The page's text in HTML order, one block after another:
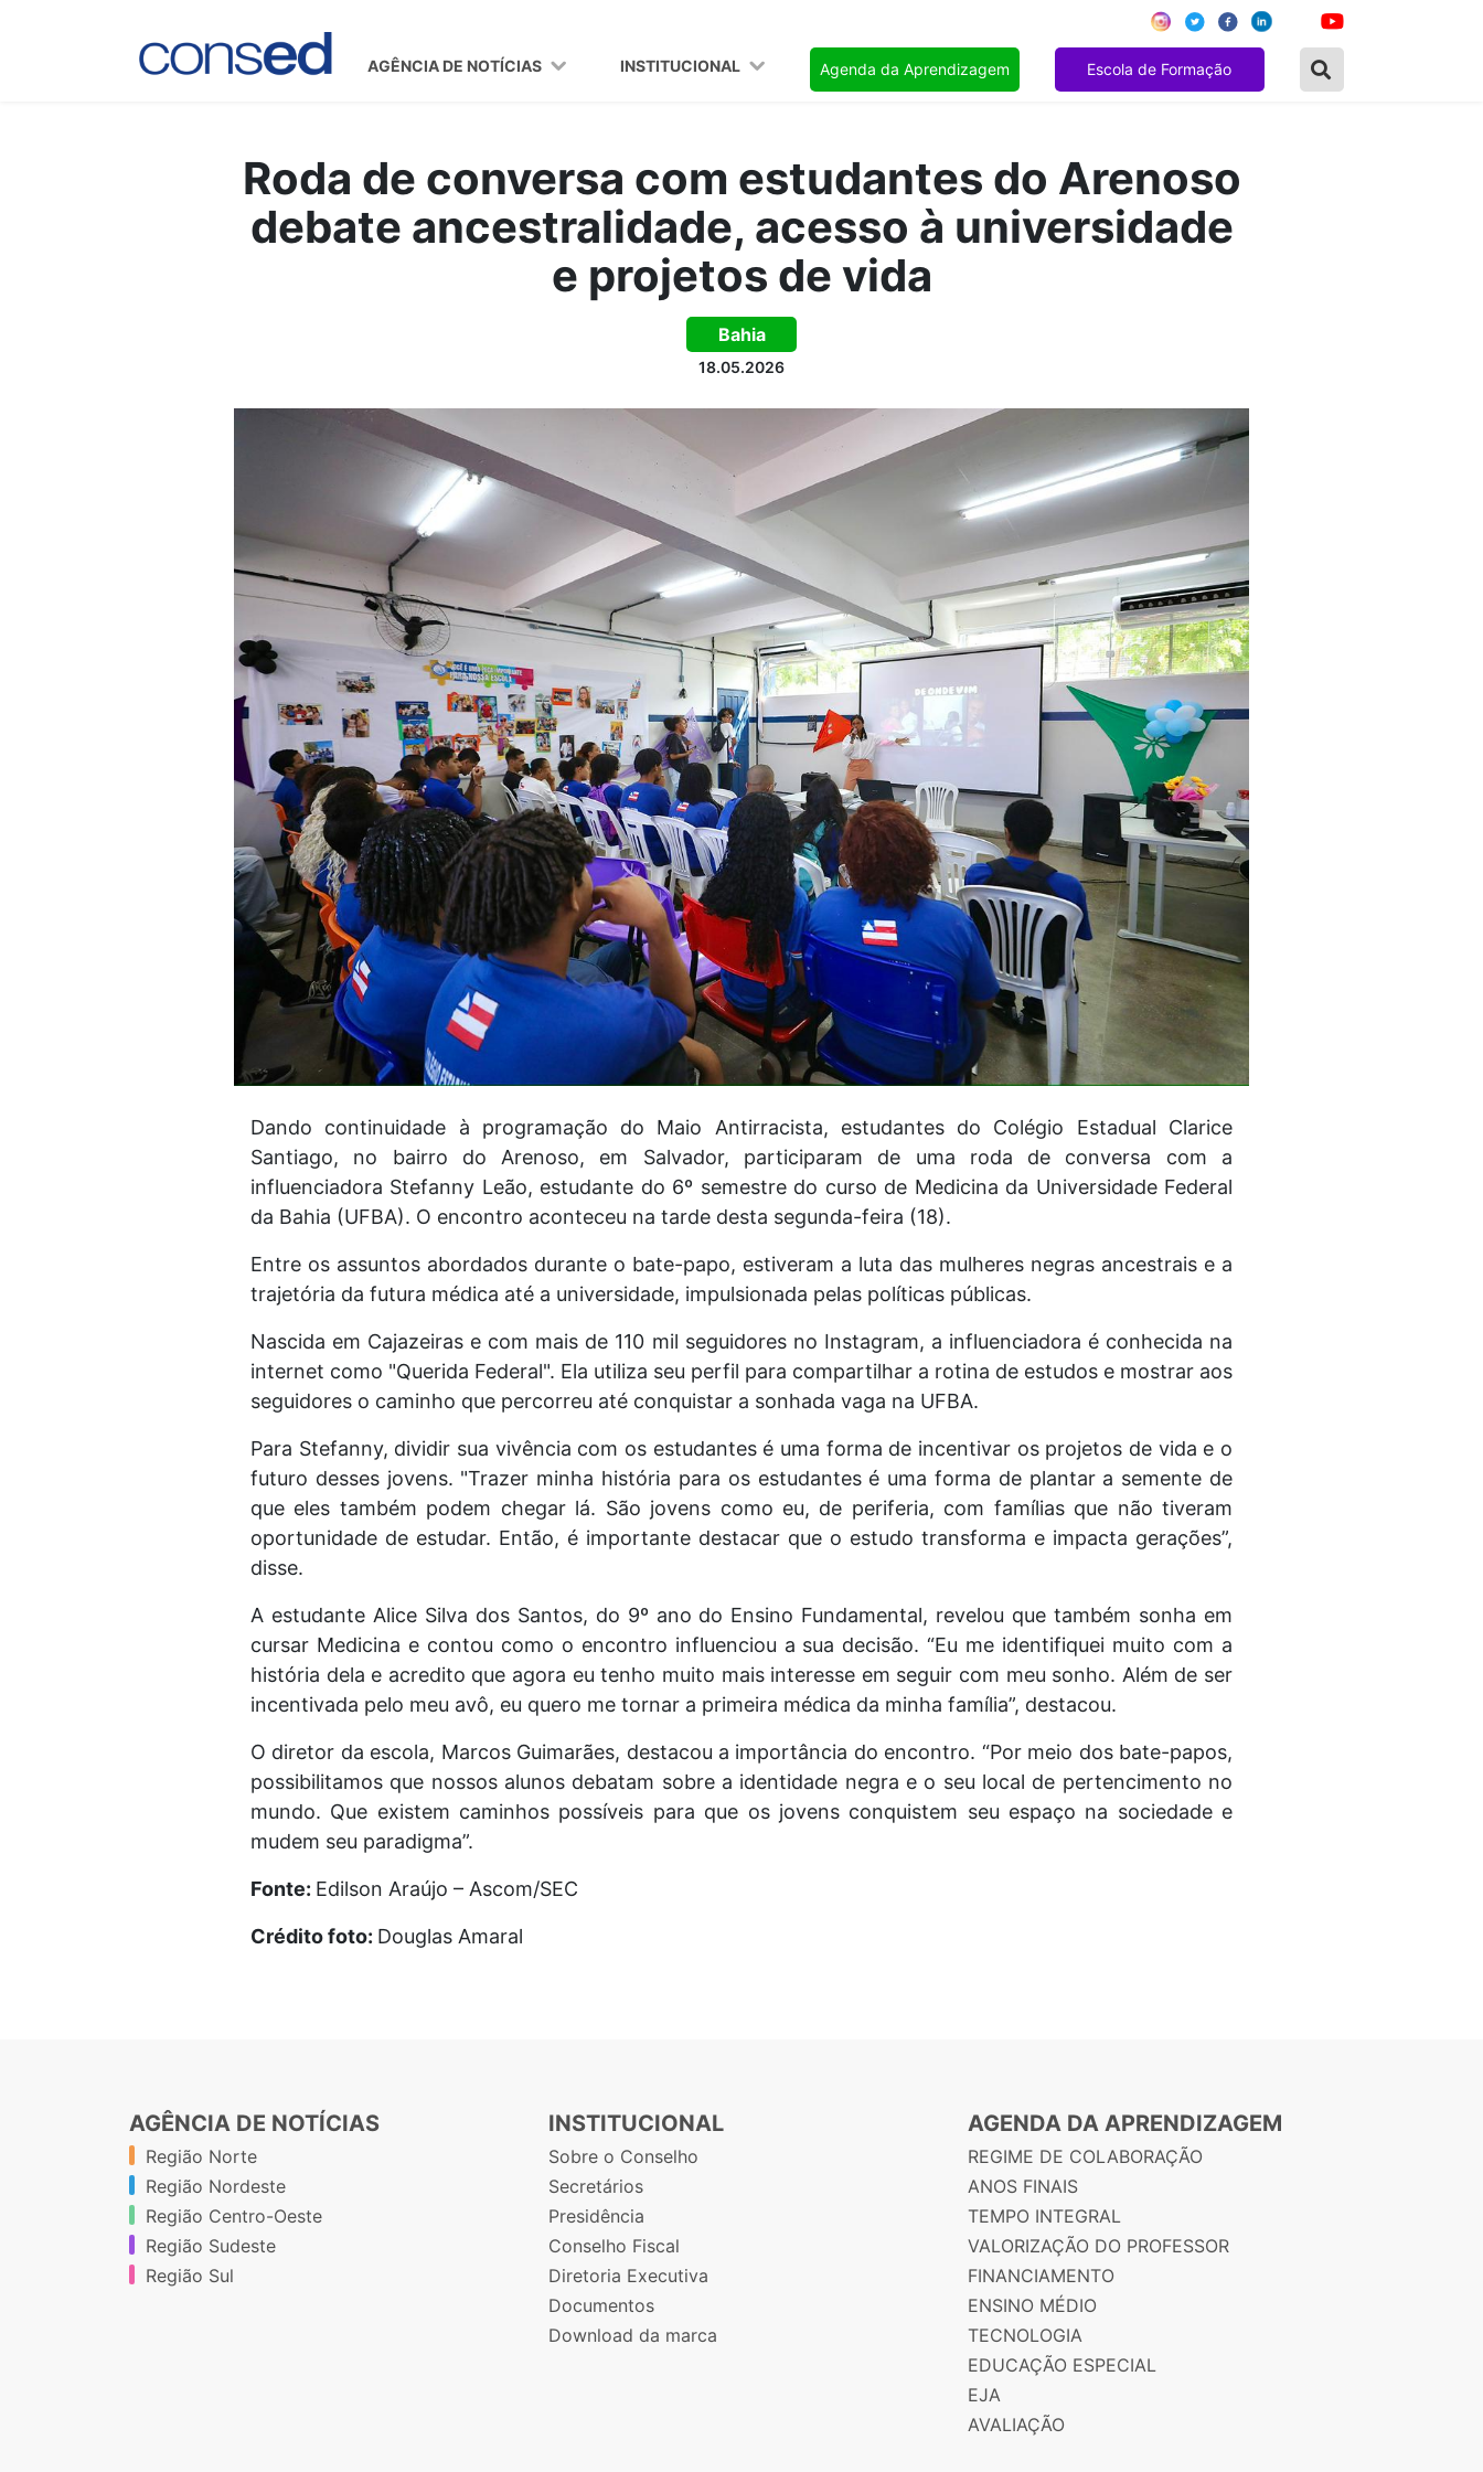
AGÊNCIA DE NOTÍCIAS INSTITUCIONAL Agenda da Aprendizagem Escola de Formação
Roda de conversa com estudantes do Arenoso
debate ancestralidade, acesso à universidade
e projetos de vida
Bahia
18.05.2026
Dando continuidade à programação do Maio Antirracista, estudantes do Colégio Estadual Clarice
Santiago, no bairro do Arenoso, em Salvador, participaram de uma roda de conversa com a
influenciadora Stefanny Leão, estudante do 6º semestre do curso de Medicina da Universidade Federal
da Bahia (UFBA). O encontro aconteceu na tarde desta segunda-feira (18).
Entre os assuntos abordados durante o bate-papo, estiveram a luta das mulheres negras ancestrais e a
trajetória da futura médica até a universidade, impulsionada pelas políticas públicas.
Nascida em Cajazeiras e com mais de 110 mil seguidores no Instagram, a influenciadora é conhecida na
internet como "Querida Federal". Ela utiliza seu perfil para compartilhar a rotina de estudos e mostrar aos
seguidores o caminho que percorreu até conquistar a sonhada vaga na UFBA.
Para Stefanny, dividir sua vivência com os estudantes é uma forma de incentivar os projetos de vida e o
futuro desses jovens. "Trazer minha história para os estudantes é uma forma de plantar a semente de
que eles também podem chegar lá. São jovens como eu, de periferia, com famílias que não tiveram
oportunidade de estudar. Então, é importante destacar que o estudo transforma e impacta gerações”,
disse.
A estudante Alice Silva dos Santos, do 9º ano do Ensino Fundamental, revelou que também sonha em
cursar Medicina e contou como o encontro influenciou a sua decisão. “Eu me identifiquei muito com a
história dela e acredito que agora eu tenho muito mais interesse em seguir com meu sonho. Além de ser
incentivada pelo meu avô, eu quero me tornar a primeira médica da minha família”, destacou.
O diretor da escola, Marcos Guimarães, destacou a importância do encontro. “Por meio dos bate-papos,
possibilitamos que nossos alunos debatam sobre a identidade negra e o seu local de pertencimento no
mundo. Que existem caminhos possíveis para que os jovens conquistem seu espaço na sociedade e
mudem seu paradigma”.
Fonte: Edilson Araújo – Ascom/SEC
Crédito foto: Douglas Amaral
AGÊNCIA DE NOTÍCIAS
Região Norte
Região Nordeste
Região Centro-Oeste
Região Sudeste
Região Sul
INSTITUCIONAL
Sobre o Conselho
Secretários
Presidência
Conselho Fiscal
Diretoria Executiva
Documentos
Download da marca
AGENDA DA APRENDIZAGEM
REGIME DE COLABORAÇÃO
ANOS FINAIS
TEMPO INTEGRAL
VALORIZAÇÃO DO PROFESSOR
FINANCIAMENTO
ENSINO MÉDIO
TECNOLOGIA
EDUCAÇÃO ESPECIAL
EJA
AVALIAÇÃO